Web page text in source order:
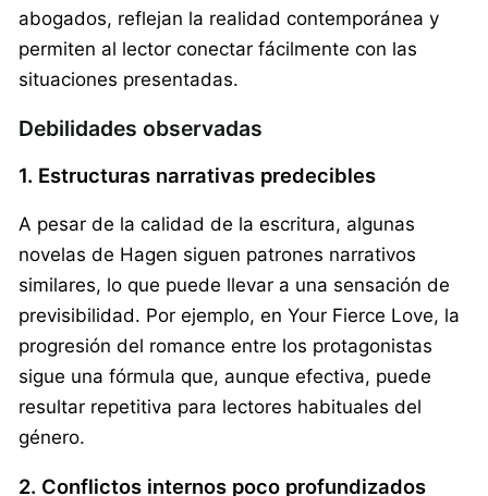
abogados, reflejan la realidad contemporánea y
permiten al lector conectar fácilmente con las
situaciones presentadas.
Debilidades observadas
1. Estructuras narrativas predecibles
A pesar de la calidad de la escritura, algunas
novelas de Hagen siguen patrones narrativos
similares, lo que puede llevar a una sensación de
previsibilidad. Por ejemplo, en Your Fierce Love, la
progresión del romance entre los protagonistas
sigue una fórmula que, aunque efectiva, puede
resultar repetitiva para lectores habituales del
género.
2. Conflictos internos poco profundizados